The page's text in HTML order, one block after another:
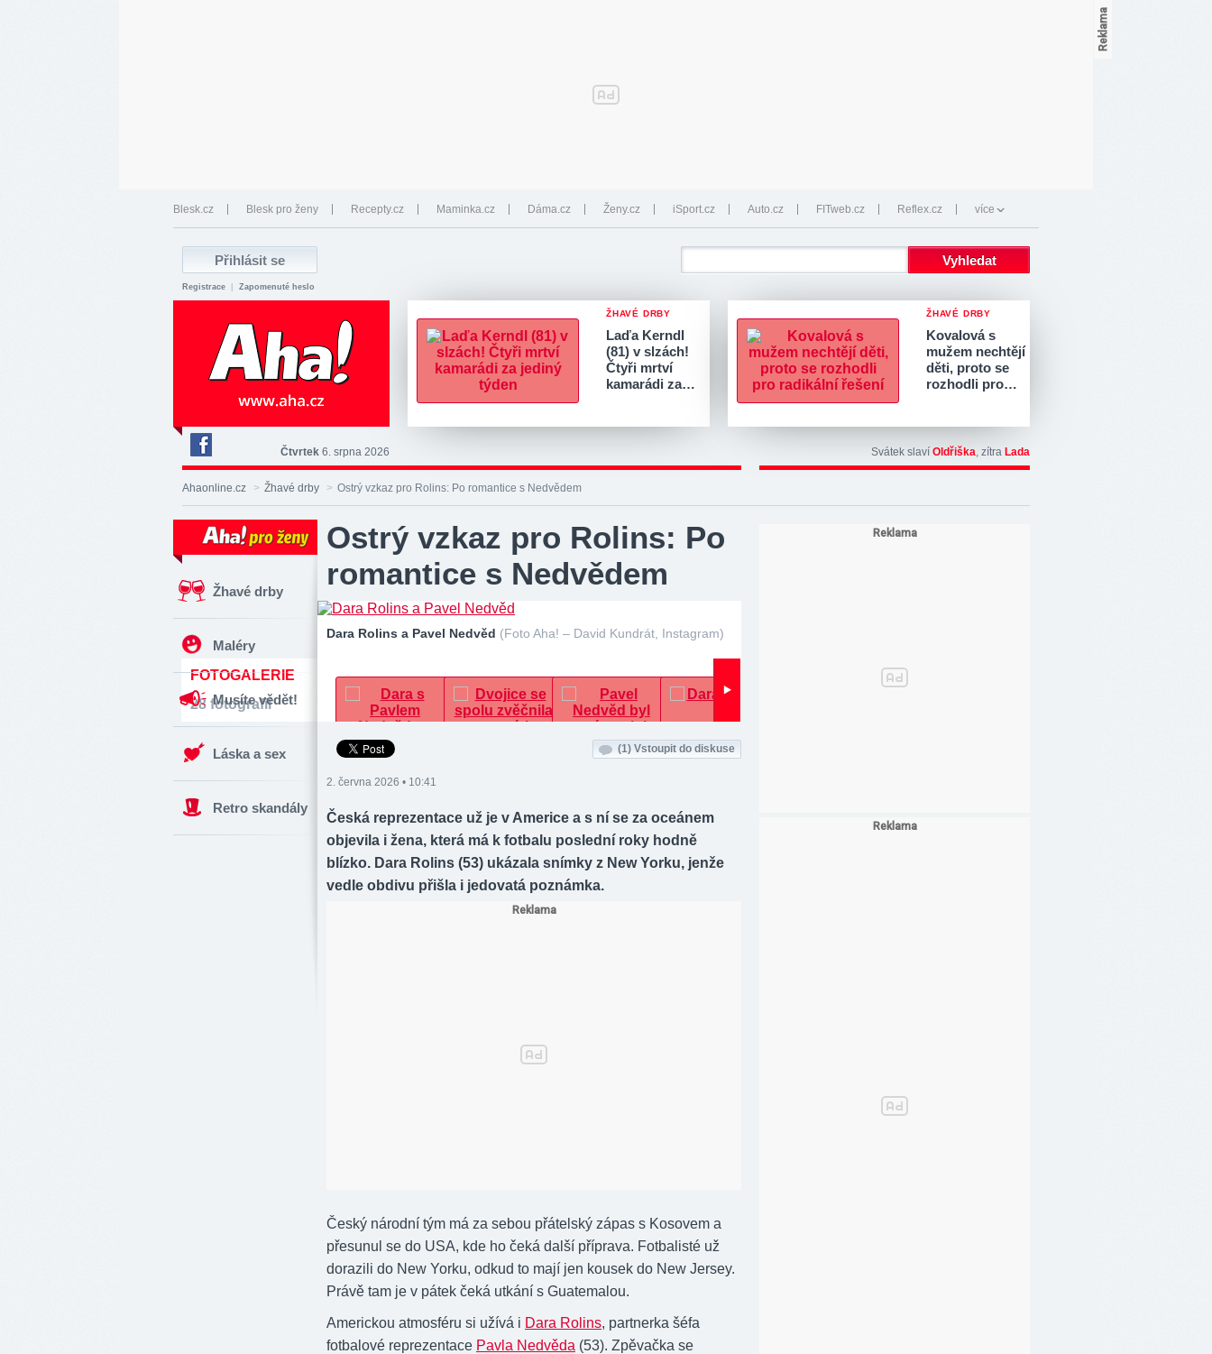
Blesk.cz Blesk pro ženy Recepty.cz Maminka.cz Dáma.cz Ženy.cz iSport.cz Auto.cz FITweb.cz Reflex.cz více
Registrace Zapomenuté heslo
ŽHAVÉ DRBY
Laďa Kerndl
(81) v slzách!
Čtyři mrtví
kamarádi za…
ŽHAVÉ DRBY
Kovalová s
mužem nechtějí
děti, proto se
rozhodli pro…
Deník
Aha!
na
Čtvrtek 6. srpna 2026 Svátek slaví Oldřiška, zítra Lada
Ahaonline.cz > Žhavé drby > Ostrý vzkaz pro Rolins: Po romantice s Nedvědem
Žhavé drby
Maléry
Musíte vědět!
Láska a sex
Retro skandály
Ostrý vzkaz pro Rolins: Po
romantice s Nedvědem
Dara Rolins a Pavel Nedvěd (Foto Aha! – David Kundrát, Instagram)
FOTOGALERIE
28 fotografií
(1) Vstoupit do diskuse
2. června 2026 • 10:41
Česká reprezentace už je v Americe a s ní se za oceánem
objevila i žena, která má k fotbalu poslední roky hodně
blízko. Dara Rolins (53) ukázala snímky z New Yorku, jenže
vedle obdivu přišla i jedovatá poznámka.
Český národní tým má za sebou přátelský zápas s Kosovem a
přesunul se do USA, kde ho čeká další příprava. Fotbalisté už
dorazili do New Yorku, odkud to mají jen kousek do New Jersey.
Právě tam je v pátek čeká utkání s Guatemalou.
Americkou atmosféru si užívá i Dara Rolins, partnerka šéfa
fotbalové reprezentace Pavla Nedvěda (53). Zpěvačka se